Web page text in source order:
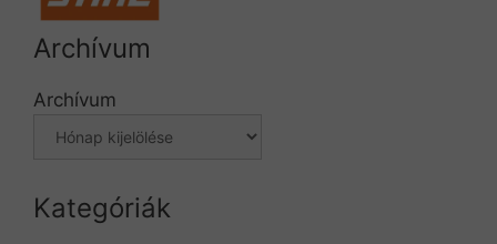
Archívum
Archívum
Kategóriák